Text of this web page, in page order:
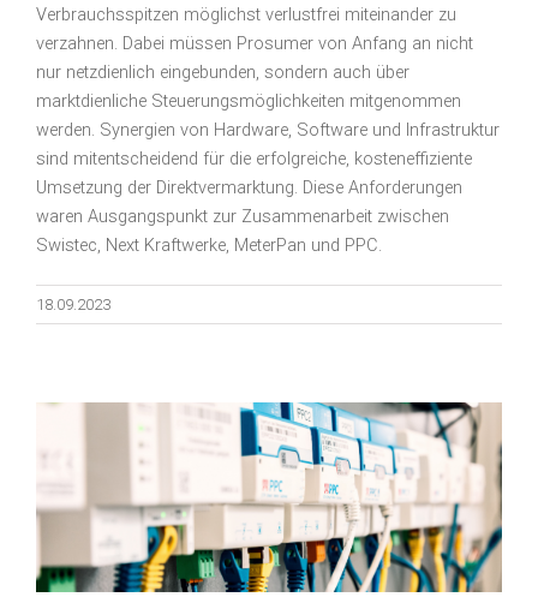
Verbrauchsspitzen möglichst verlustfrei miteinander zu
verzahnen. Dabei müssen Prosumer von Anfang an nicht
nur netzdienlich eingebunden, sondern auch über
marktdienliche Steuerungsmöglichkeiten mitgenommen
werden. Synergien von Hardware, Software und Infrastruktur
sind mitentscheidend für die erfolgreiche, kosteneffiziente
Umsetzung der Direktvermarktung. Diese Anforderungen
waren Ausgangspunkt zur Zusammenarbeit zwischen
Swistec, Next Kraftwerke, MeterPan und PPC.
18.09.2023